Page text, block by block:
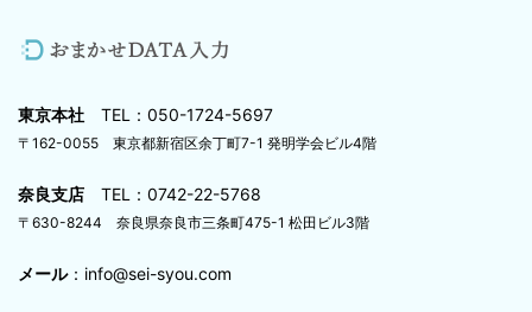
東京本社 TEL：050-1724-5697
〒162-0055 東京都新宿区余丁町7-1 発明学会ビル4階
奈良支店 TEL：0742-22-5768
〒630-8244 奈良県奈良市三条町475-1 松田ビル3階
メール：info@sei-syou.com